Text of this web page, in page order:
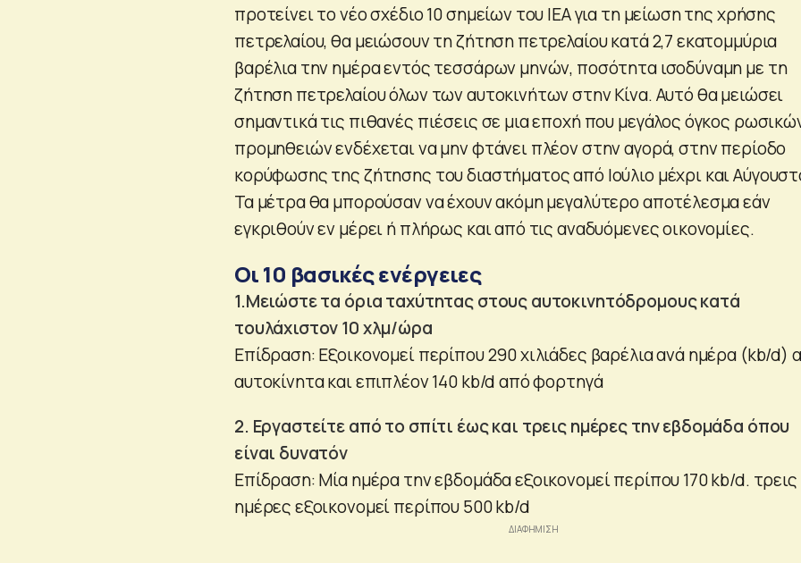
προτείνει το νέο σχέδιο 10 σημείων του ΙΕΑ για τη μείωση της χρήσης
πετρελαίου, θα μειώσουν τη ζήτηση πετρελαίου κατά 2,7 εκατομμύρια
βαρέλια την ημέρα εντός τεσσάρων μηνών, ποσότητα ισοδύναμη με τη
ζήτηση πετρελαίου όλων των αυτοκινήτων στην Κίνα. Αυτό θα μειώσει
σημαντικά τις πιθανές πιέσεις σε μια εποχή που μεγάλος όγκος
προμηθειών ενδέχεται να μην φτάνει πλέον στην αγορά, στην περίοδο
κορύφωσης της ζήτησης του διαστήματος από Ιούλιο μέχρι και
Τα μέτρα θα μπορούσαν να έχουν ακόμη μεγαλύτερο αποτέλεσμα εάν
εγκριθούν εν μέρει ή πλήρως και από τις αναδυόμενες οικονομίες.
Οι 10 βασικές ενέργειες
1.Μειώστε τα όρια ταχύτητας στους αυτοκινητόδρομους κατά
τουλάχιστον 10 χλμ/ώρα
Επίδραση: Εξοικονομεί περίπου 290 χιλιάδες βαρέλια ανά ημέρα (kb/d)
αυτοκίνητα και επιπλέον 140 kb/d από φορτηγά
2. Εργαστείτε από το σπίτι έως και τρεις ημέρες την εβδομάδα όπου
είναι δυνατόν
Επίδραση: Μία ημέρα την εβδομάδα εξοικονομεί περίπου 170 kb/d. τρεις
ημέρες εξοικονομεί περίπου 500 kb/d